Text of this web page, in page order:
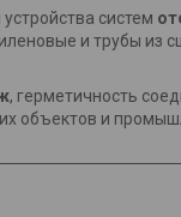
систем
и трубы из
, герметичность
объектов и